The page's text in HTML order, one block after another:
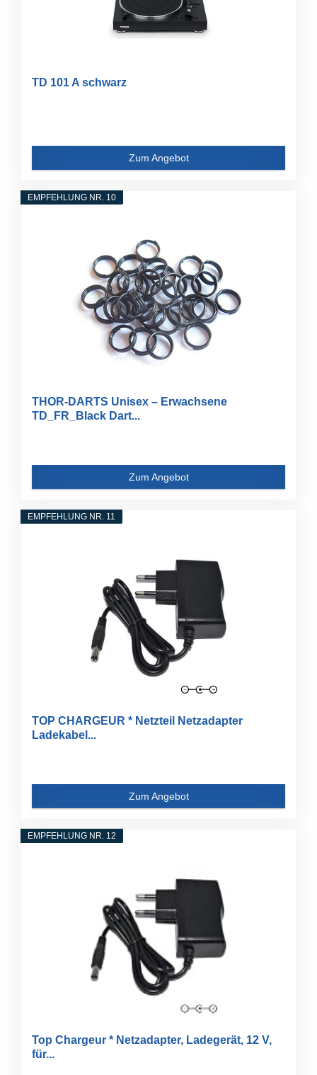
TD 101 A schwarz
Zum Angebot
EMPFEHLUNG NR. 10
THOR-DARTS Unisex – Erwachsene
TD_FR_Black Dart...
Zum Angebot
EMPFEHLUNG NR. 11
TOP CHARGEUR * Netzteil Netzadapter
Ladekabel...
Zum Angebot
EMPFEHLUNG NR. 12
Top Chargeur * Netzadapter, Ladegerät, 12 V,
für...